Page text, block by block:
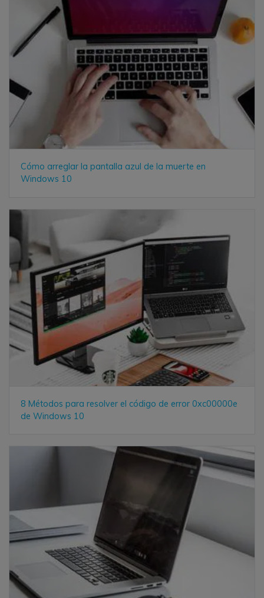
Cómo arreglar la pantalla azul de la muerte en
Windows 10
8 Métodos para resolver el código de error 0xc00000e
de Windows 10